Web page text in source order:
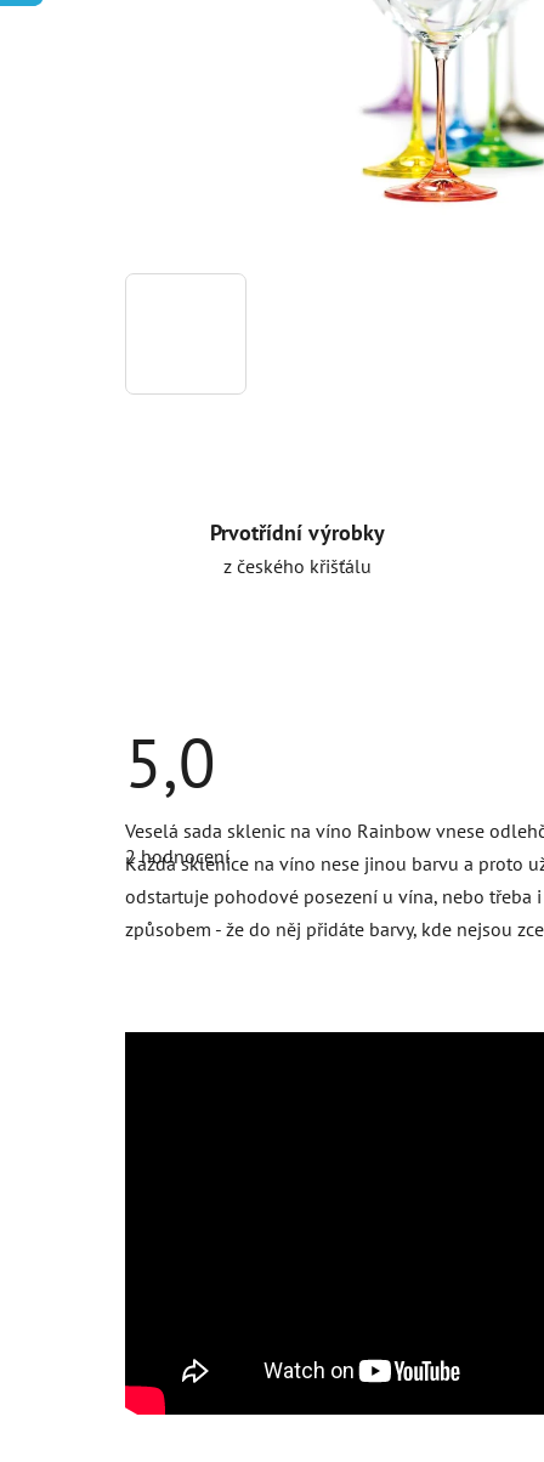
Prvotřídní výrobky
z českého křišťálu
5,0
Průměrné
hodnocení
produktu
je
5,0
5
2 hodnocení
Veselá sada sklenic na víno Rainbow vnese
Každá sklenice na víno nese jinou barvu a proto
odstartuje pohodové posezení u vína, nebo
způsobem - že do něj přidáte barvy, kde nejsou